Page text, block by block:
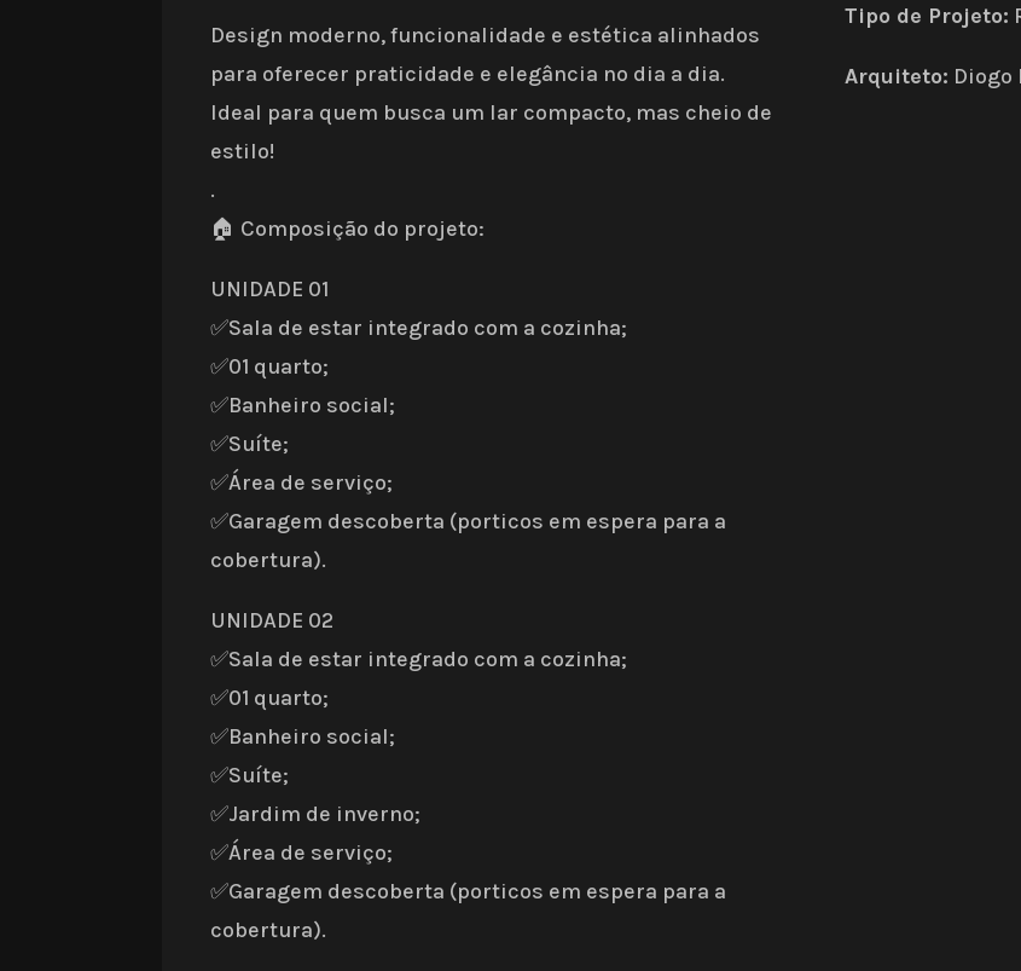
Design moderno, funcionalidade e estética alinhados
para oferecer praticidade e elegância no dia a dia.
Ideal para quem busca um lar compacto, mas cheio de
estilo!
.
🏠 Composição do projeto:
UNIDADE 01
✅Sala de estar integrado com a cozinha;
✅01 quarto;
✅Banheiro social;
✅Suíte;
✅Área de serviço;
✅Garagem descoberta (porticos em espera para a
cobertura).
UNIDADE 02
✅Sala de estar integrado com a cozinha;
✅01 quarto;
✅Banheiro social;
✅Suíte;
✅Jardim de inverno;
✅Área de serviço;
✅Garagem descoberta (porticos em espera para a
cobertura).
Tipo de Projeto:
Arquiteto: Diogo